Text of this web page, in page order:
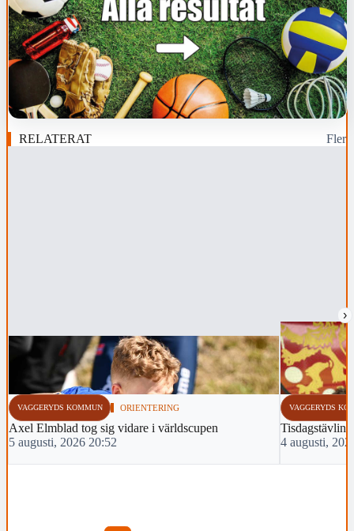
RELATERAT Fler
›
VAGGERYDS KOMMUN ORIENTERING
Axel Elmblad tog sig vidare i världscupen
5 augusti, 2026 20:52
VAGGERYDS
4 augusti,